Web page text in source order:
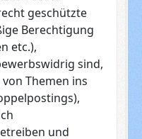
geschützte
Berechtigung
etc.),
sind,
Themen ins
und